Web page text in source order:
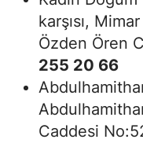
karşısı,
Özden Ören
255 20 66
Caddesi